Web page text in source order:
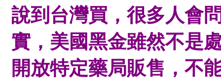
說到台灣買，很多人會
實，美國黑金雖然不是
開放特定藥局販售，不